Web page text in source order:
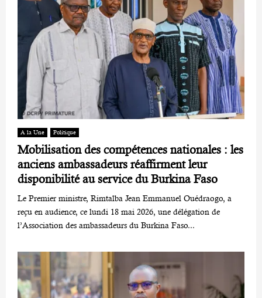
A la Une Politique
Mobilisation des compétences nationales : les
anciens ambassadeurs réaffirment leur
disponibilité au service du Burkina Faso
Le Premier ministre, Rimtalba Jean Emmanuel Ouédraogo, a
reçu en audience, ce lundi 18 mai 2026, une délégation de
l’Association des ambassadeurs du Burkina Faso...